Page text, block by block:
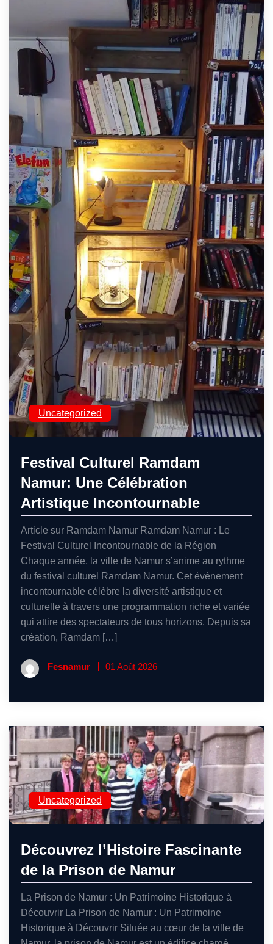
Uncategorized
Festival Culturel Ramdam
Namur: Une Célébration
Artistique Incontournable
Article sur Ramdam Namur Ramdam Namur : Le
Festival Culturel Incontournable de la Région
Chaque année, la ville de Namur s’anime au rythme
du festival culturel Ramdam Namur. Cet événement
incontournable célèbre la diversité artistique et
culturelle à travers une programmation riche et variée
qui attire des spectateurs de tous horizons. Depuis sa
création, Ramdam […]
Fesnamur 01 Août 2026
Uncategorized
Découvrez l’Histoire Fascinante
de la Prison de Namur
La Prison de Namur : Un Patrimoine Historique à
Découvrir La Prison de Namur : Un Patrimoine
Historique à Découvrir Située au cœur de la ville de